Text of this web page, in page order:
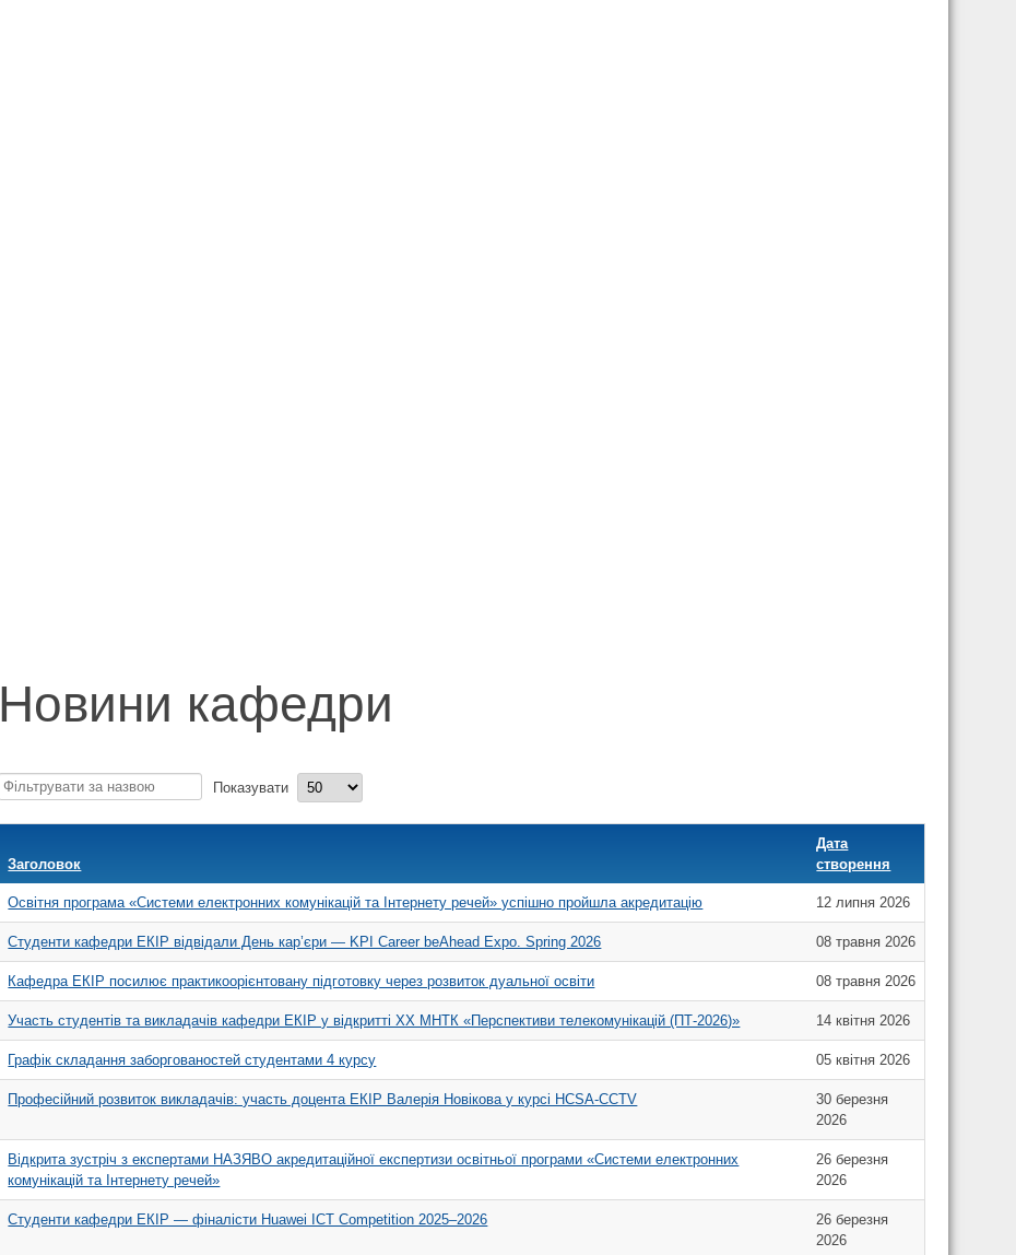
Новини кафедри
Фільтрувати
Показувати
Заголовок
Дата
створення
Освітня програма «Системи електронних комунікацій та Інтернету речей» успішно пройшла акредитацію 12 липня 2026
Студенти кафедри ЕКІР відвідали День кар’єри — KPI Career beAhead Expo. Spring 2026 08 травня 2026
Кафедра ЕКІР посилює практикоорієнтовану підготовку через розвиток дуальної освіти 08 травня 2026
Участь студентів та викладачів кафедри ЕКІР у відкритті XX МНТК «Перспективи телекомунікацій (ПТ-2026)» 14 квітня 2026
Графік складання заборгованостей студентами 4 курсу 05 квітня 2026
Професійний розвиток викладачів: участь доцента ЕКІР Валерія Новікова у курсі HCSA-CCTV
30 березня
2026
Відкрита зустріч з експертами НАЗЯВО акредитаційної експертизи освітньої програми «Системи електронних
комунікацій та Інтернету речей»
26 березня
2026
Студенти кафедри ЕКІР — фіналісти Huawei ICT Competition 2025–2026
26 березня
2026